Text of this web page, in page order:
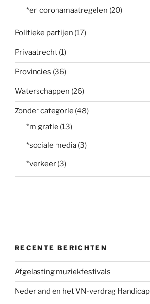
*en coronamaatregelen (20)
Politieke partijen (17)
Privaatrecht (1)
Provincies (36)
Waterschappen (26)
Zonder categorie (48)
*migratie (13)
*sociale media (3)
*verkeer (3)
RECENTE BERICHTEN
Afgelasting muziekfestivals
Nederland en het VN-verdrag Handicap